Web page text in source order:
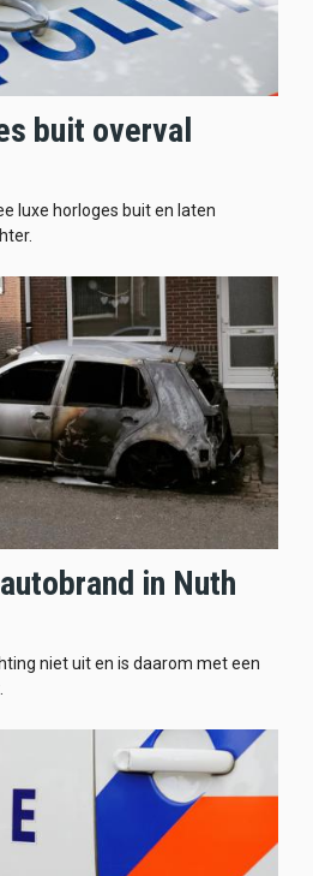
buit overval
luxe horloges buit en laten
in Nuth
niet uit en is daarom met een